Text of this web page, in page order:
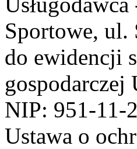
Sportowe, ul.
do ewidencji
gospodarczej
NIP: 951-11-
Ustawa o